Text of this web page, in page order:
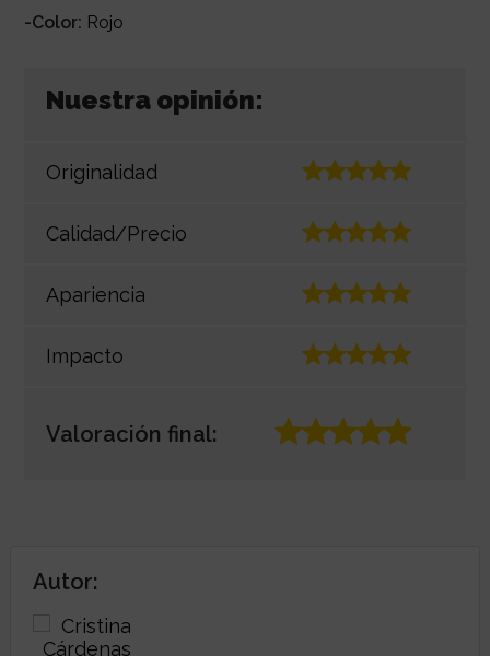
-Color: Rojo
Nuestra opinión:
Originalidad
Calidad/Precio
Apariencia
Impacto
Valoración final:
Autor: